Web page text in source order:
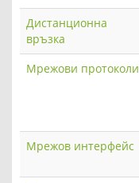
Дистанционна
връзка
Мрежови протоколи
Мрежов интерфейс